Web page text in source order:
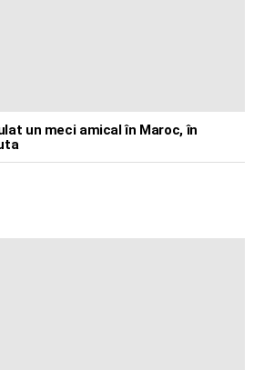
un meci amical în Maroc, în